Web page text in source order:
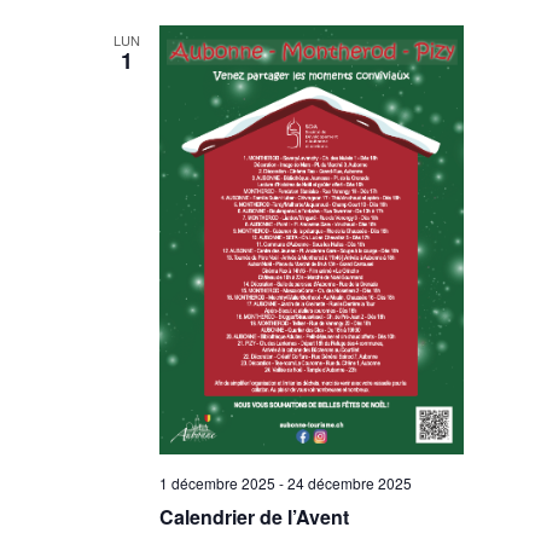
LUN
1
Calendrier de l’Avent
1 décembre 2025 -24 décembre 2025